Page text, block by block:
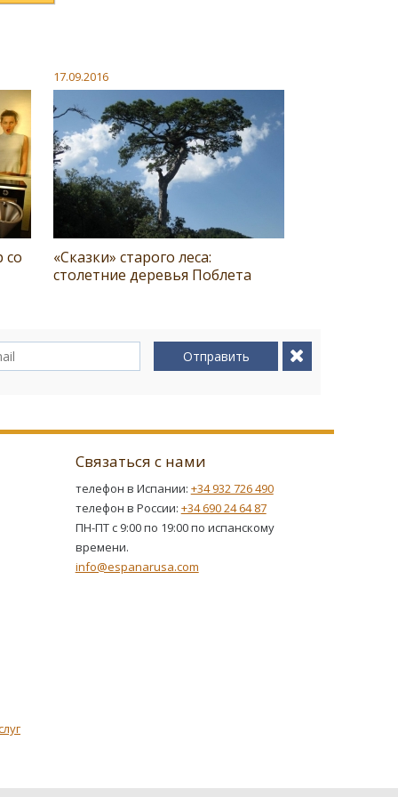
со
17.09.2016
«Сказки» старого леса:
столетние деревья Поблета
Отправить
Связаться с нами
телефон в Испании: +34 932 726 490
телефон в России: +34 690 24 64 87
ПН-ПТ с 9:00 по 19:00 по испанскому
времени.
info@espanarusa.com